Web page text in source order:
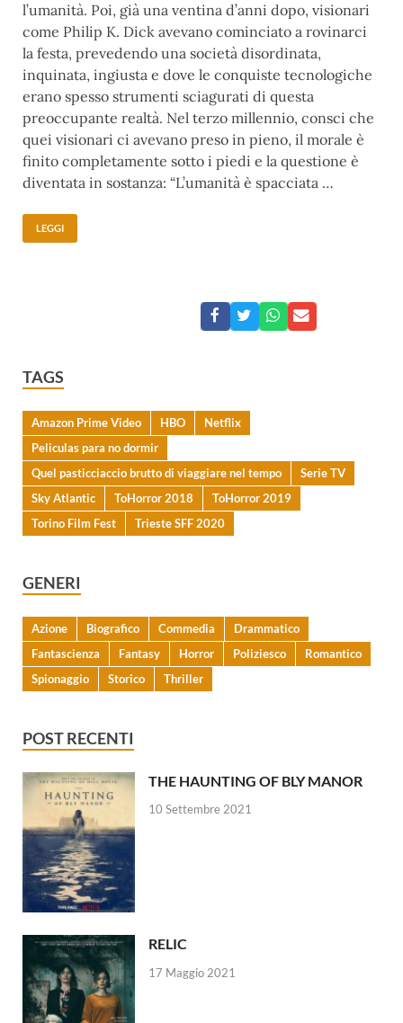
l’umanità. Poi, già una ventina d’anni dopo, visionari
come Philip K. Dick avevano cominciato a rovinarci
la festa, prevedendo una società disordinata,
inquinata, ingiusta e dove le conquiste tecnologiche
erano spesso strumenti sciagurati di questa
preoccupante realtà. Nel terzo millennio, consci che
quei visionari ci avevano preso in pieno, il morale è
finito completamente sotto i piedi e la questione è
diventata in sostanza: “L’umanità è spacciata …
LEGGI
TAGS
Amazon Prime Video HBO
Netflix
Peliculas para no dormir
Quel pasticciaccio brutto di viaggiare nel tempo
Serie TV
Sky Atlantic
ToHorror 2018
ToHorror 2019
Torino Film Fest
Trieste SFF 2020
GENERI
Azione Biografico Commedia
Drammatico
Fantascienza
Fantasy Horror Poliziesco
Romantico
Spionaggio
Storico Thriller
POST RECENTI
THE HAUNTING OF BLY MANOR
10 Settembre 2021
RELIC
17 Maggio 2021